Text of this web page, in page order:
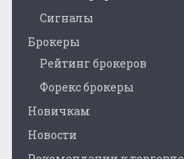
Сигналы
Брокеры
Рейтинг брокеров
Форекс брокеры
Новичкам
Новости